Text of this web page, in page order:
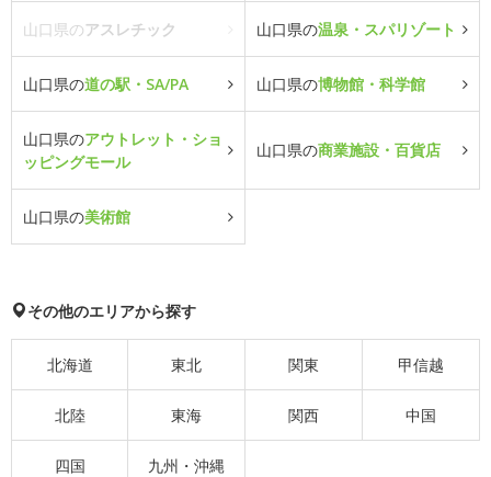
山口県のアスレチック 山口県の温泉・スパリゾート
山口県の道の駅・SA/PA 山口県の博物館・科学館
山口県のアウトレット・ショ
ッピングモール
山口県の商業施設・百貨店
山口県の美術館
その他のエリアから探す
北海道 東北 関東 甲信越
北陸 東海 関西 中国
四国 九州・沖縄